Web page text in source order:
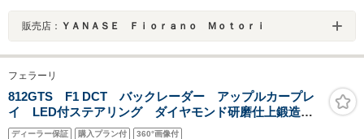
販売店： ＹＡＮＡＳＥ Ｆｉｏｒａｎｏ Ｍｏｔｏｒｉ
フェラーリ
812GTS F1 DCT バックレーダー アップルカープレ
イ LED付ステアリング ダイヤモンド研磨仕上鍛造レ
ーシングホイール リフター カーペット刺繍
ディーラー保証 購入プラン付 360°画像付